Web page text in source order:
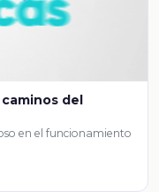
del
en el funcionamiento